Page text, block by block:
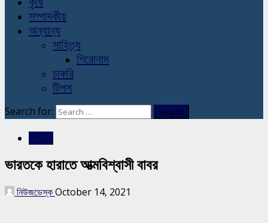
সম্পাদকীয়
অন্যান্য
সাহিত্য
শিরোনাম
চাকরি
টিপস
Search for:
ভারতকে হারাতে আত্মবিশ্বাসী বাবর
নিউজডেস্কOctober 14, 2021